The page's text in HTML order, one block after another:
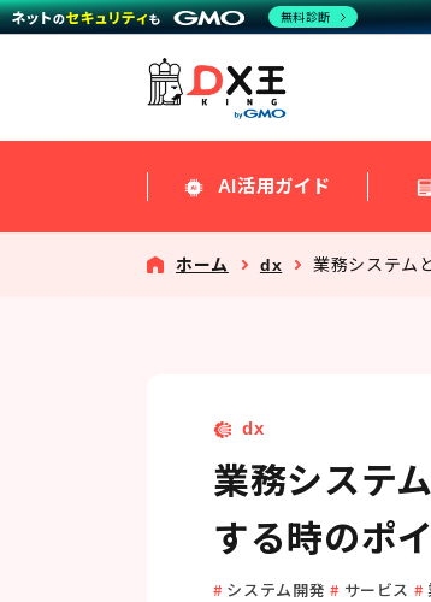
AI活用ガイド
ホーム dx 業務システム
dx
業務システ
する時のポ
システム開発 サービス
無料診断